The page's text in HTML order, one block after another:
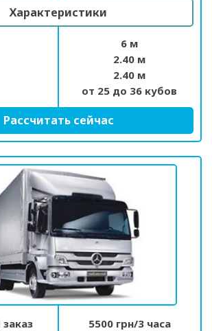
Характеристики
6 м
2.40 м
2.40 м
от 25 до 36 кубов
Рассчитать сейчас
5500 грн/3 часа